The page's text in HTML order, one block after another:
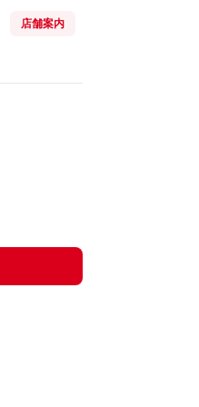
店舗案内